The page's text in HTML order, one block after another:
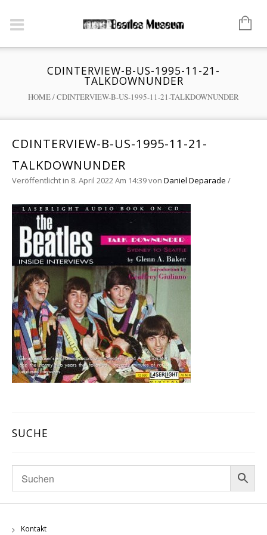
CDINTERVIEW-B-US-1995-11-21-
TALKDOWNUNDER
HOME/CDINTERVIEW-B-US-1995-11-21-TALKDOWNUNDER
CDINTERVIEW-B-US-1995-11-21-
TALKDOWNUNDER
Veröffentlicht in 8. April 2022 Am 14:39von Daniel Deparade /
SUCHE
Kontakt